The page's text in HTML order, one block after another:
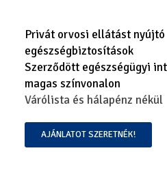
Privát orvosi ellátást nyújtó
egészségbiztosítások
Szerződött egészségügyi
magas színvonalon
Várólista és hálapénz nékül
AJÁNLATOT SZERETNÉK!